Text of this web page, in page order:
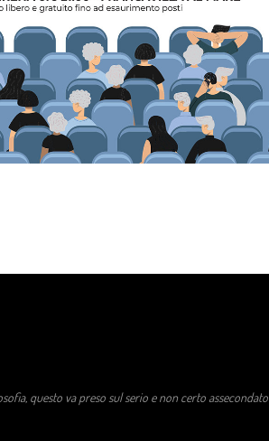
questo va preso sul serio e non certo assecondato